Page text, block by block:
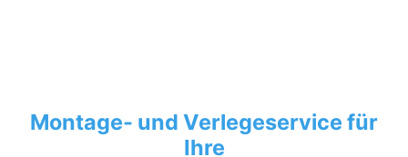
Montage- und Verlegeservice für
Ihre